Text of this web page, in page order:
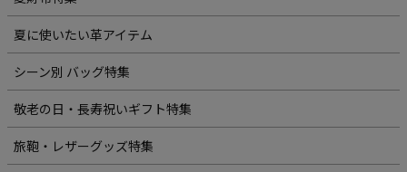
夏に使いたい革アイテム
シーン別 バッグ特集
敬老の日・長寿祝いギフト特集
旅鞄・レザーグッズ特集